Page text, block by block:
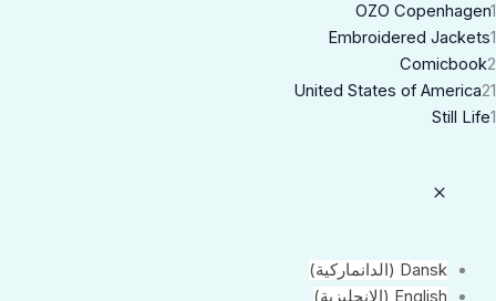
OZO Copenhagen1
Embroidered Jackets1
Comicbook2
United States of America21
Still Life1
Dansk
(الدانماركية)
English
(الإنجليزية)